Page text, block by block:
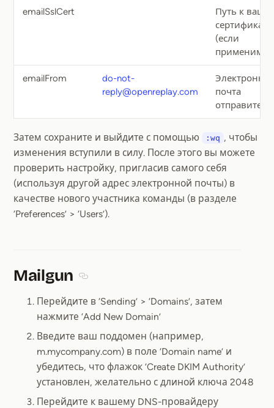
emailSslCert
Путь к
сертификату
(если
применимо)
emailFrom
do-not-
reply@openreplay.com
Электронная
почта
отправителя
Затем сохраните и выйдите с помощью :wq , чтобы
изменения вступили в силу. После этого вы можете
проверить настройку, пригласив самого себя
(используя другой адрес электронной почты) в
качестве нового участника команды (в разделе
‘Preferences’ > ‘Users’).
Mailgun
Перейдите в ‘Sending’ > ‘Domains’, затем
нажмите ‘Add New Domain’
Введите ваш поддомен (например,
m.mycompany.com) в поле ‘Domain name’ и
убедитесь, что флажок ‘Create DKIM Authority’
установлен, желательно с длиной ключа 2048
Перейдите к вашему DNS-провайдеру